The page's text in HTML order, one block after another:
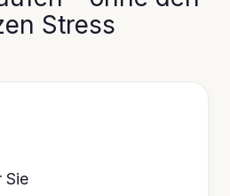
Stress
Sie